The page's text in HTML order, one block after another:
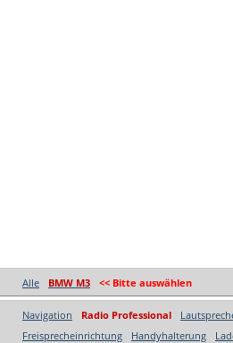
Alle BMW M3 << Bitte auswählen
Navigation Radio Professional
Freisprecheinrichtung
Handyhalterung